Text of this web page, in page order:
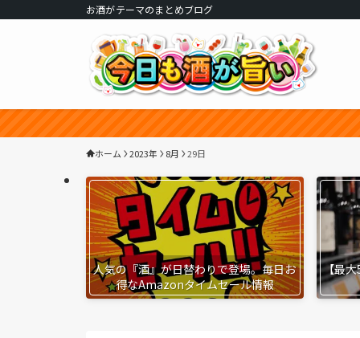
お酒がテーマのまとめブログ
ホーム 2023年 8月 29日
人気の『酒』が日替わりで登場。毎日お
得なAmazonタイムセール情報
【最